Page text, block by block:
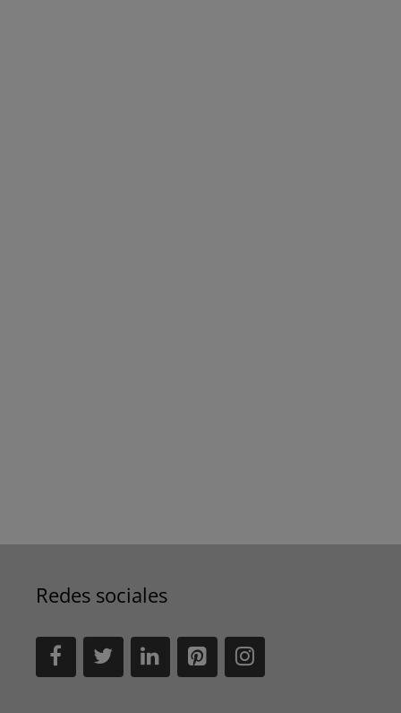
Redes sociales